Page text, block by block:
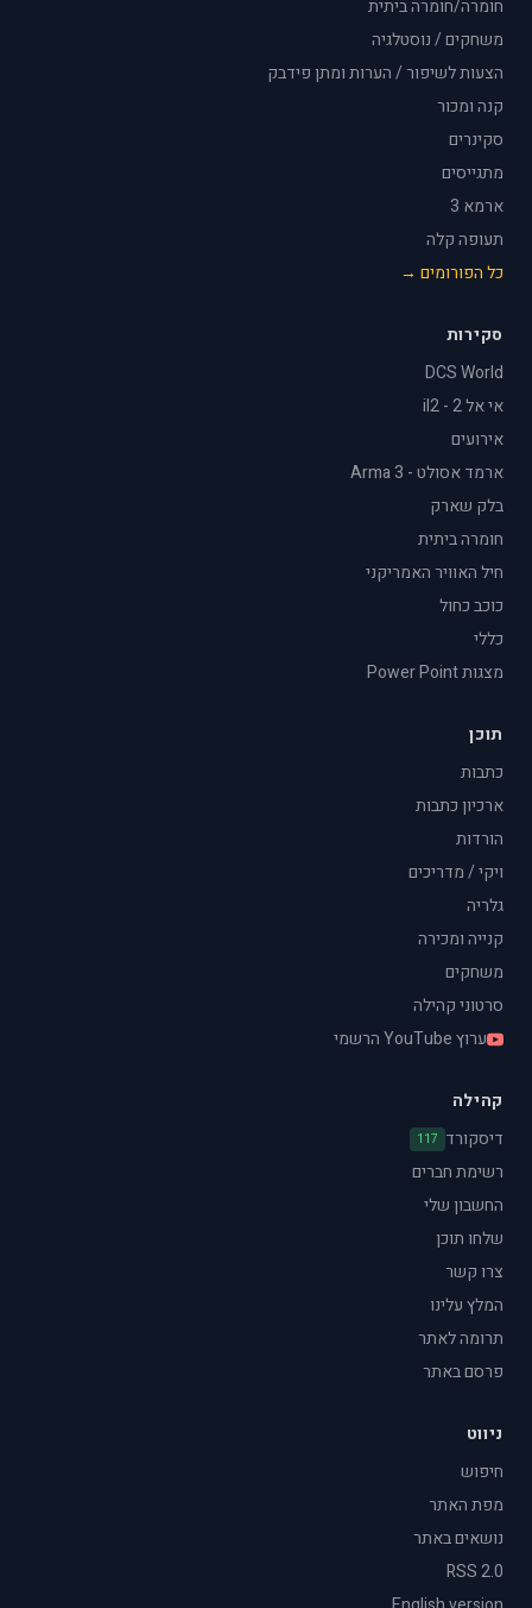
חומרה/חומרה ביתית
משחקים / נוסטלגיה
הצעות לשיפור / הערות ומתן פידבק
קנה ומכור
סקינרים
מתגייסים
ארמא 3
תעופה קלה
כל הפורומים →
סקירות
DCS World
אי אל 2 - il2
אירועים
ארמד אסולט - Arma 3
בלק שארק
חומרה ביתית
חיל האוויר האמריקני
כוכב כחול
כללי
מצגות Power Point
תוכן
כתבות
ארכיון כתבות
הורדות
ויקי / מדריכים
גלריה
קנייה ומכירה
משחקים
סרטוני קהילה
ערוץ YouTube הרשמי
קהילה
דיסקורד 117
רשימת חברים
החשבון שלי
שלחו תוכן
צרו קשר
המלץ עלינו
תרומה לאתר
פרסם באתר
ניווט
חיפוש
מפת האתר
נושאים באתר
RSS 2.0